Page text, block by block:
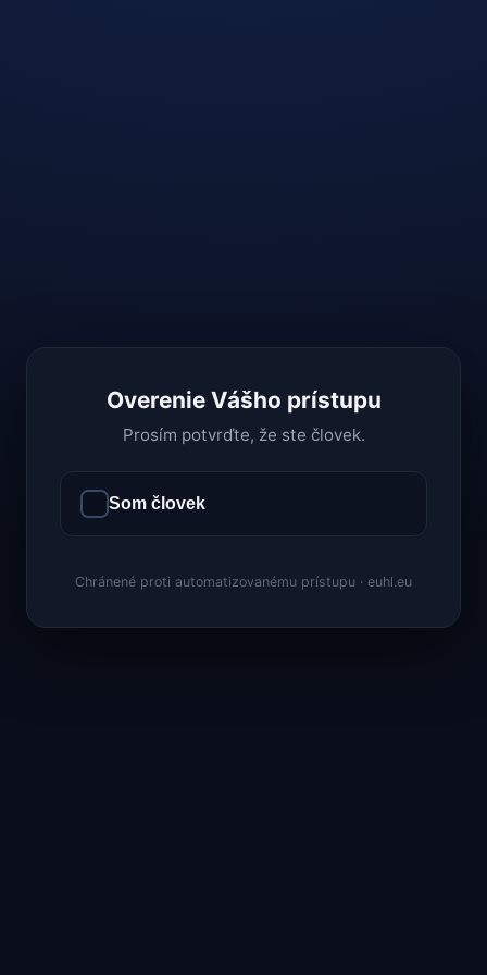
Overenie Vášho prístupu
Prosím potvrďte, že ste človek.
Som človek
Chránené proti automatizovanému prístupu · euhl.eu